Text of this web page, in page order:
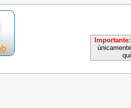
Importante: